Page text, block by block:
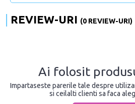
REVIEW-URI (0 REVIEW-URI)
Ai folosit
Impartaseste parerile tale despre
si ceilalti clienti sa faca